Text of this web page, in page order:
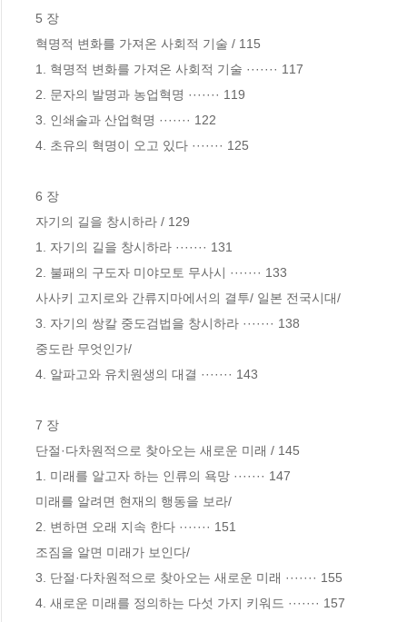
5 장
혁명적 변화를 가져온 사회적 기술 / 115
1. 혁명적 변화를 가져온 사회적 기술 ······· 117
2. 문자의 발명과 농업혁명 ······· 119
3. 인쇄술과 산업혁명 ······· 122
4. 초유의 혁명이 오고 있다 ······· 125
6 장
자기의 길을 창시하라 / 129
1. 자기의 길을 창시하라 ······· 131
2. 불패의 구도자 미야모토 무사시 ······· 133
사사키 고지로와 간류지마에서의 결투/ 일본 전국시대/
3. 자기의 쌍칼 중도검법을 창시하라 ······· 138
중도란 무엇인가/
4. 알파고와 유치원생의 대결 ······· 143
7 장
단절·다차원적으로 찾아오는 새로운 미래 / 145
1. 미래를 알고자 하는 인류의 욕망 ······· 147
미래를 알려면 현재의 행동을 보라/
2. 변하면 오래 지속 한다 ······· 151
조짐을 알면 미래가 보인다/
3. 단절·다차원적으로 찾아오는 새로운 미래 ······· 155
4. 새로운 미래를 정의하는 다섯 가지 키워드 ······· 157